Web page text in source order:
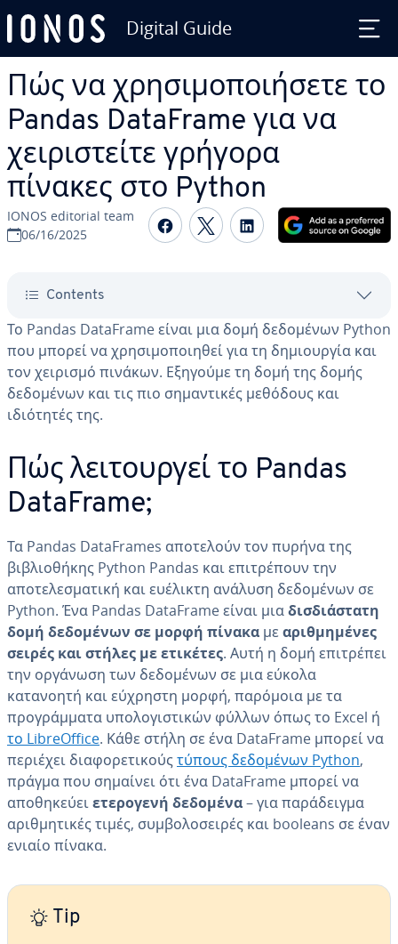
Digital Guide
Πώς να χρησιμοποιήσετε το
Pandas DataFrame για να
χειριστείτε γρήγορα
πίνακες στο Python
IONOS editorial team
06/16/2025
Share on Facebook
Share on Twitter
Share on
Contents
Το Pandas DataFrame είναι μια δομή δεδομένων Python
που μπορεί να χρησιμοποιηθεί για τη δημιουργία και
τον χειρισμό πινάκων. Εξηγούμε τη δομή της δομής
δεδομένων και τις πιο σημαντικές μεθόδους και
ιδιότητές της.
Πώς λειτουργεί το Pandas
DataFrame;
Τα Pandas DataFrames αποτελούν τον πυρήνα της
βιβλιοθήκης Python Pandas και επιτρέπουν την
αποτελεσματική και ευέλικτη ανάλυση δεδομένων σε
Python. Ένα Pandas DataFrame είναι μιαδισδιάστατη
δομή δεδομένων σε μορφή πίνακα με αριθμημένες
σειρές και στήλες με ετικέτες. Αυτή η δομή επιτρέπει
την οργάνωση των δεδομένων σε μια εύκολα
κατανοητή και εύχρηστη μορφή, παρόμοια με τα
προγράμματα υπολογιστικών φύλλων όπως το Excel ή
το LibreOffice. Κάθε στήλη σε ένα DataFrame μπορεί να
περιέχει διαφορετικούςτύπους δεδομένων Python,
πράγμα που σημαίνει ότι ένα DataFrame μπορεί να
αποθηκεύειετερογενή δεδομένα– για παράδειγμα
αριθμητικές τιμές, συμβολοσειρές και booleans σε έναν
ενιαίο πίνακα.
Tip